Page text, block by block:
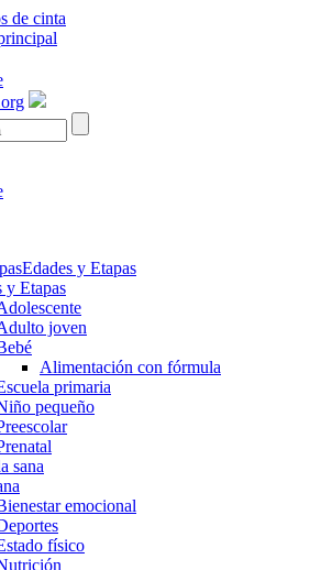
de cinta
Edades y Etapas
y Etapas
joven
Alimentación con fórmula
primaria
pequeño
sana
emocional
físico